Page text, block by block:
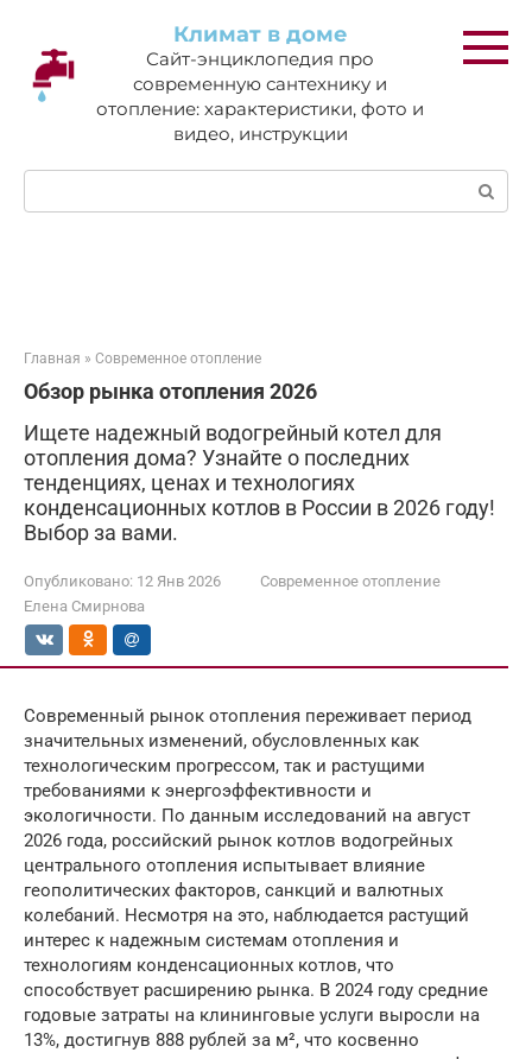
контенту
Климат в доме
Сайт-энциклопедия про
современную сантехнику и
отопление: характеристики, фото и
видео, инструкции
Поиск:
Главная » Современное отопление
Обзор рынка отопления 2026
Ищете надежный водогрейный котел для
отопления дома? Узнайте о последних
тенденциях, ценах и технологиях
конденсационных котлов в России в 2026 году!
Выбор за вами.
Опубликовано: 12 Янв 2026
Современное отопление
Елена Смирнова
Современный рынок отопления переживает период
значительных изменений, обусловленных как
технологическим прогрессом, так и растущими
требованиями к энергоэффективности и
экологичности. По данным исследований на август
2026 года, российский рынок котлов водогрейных
центрального отопления испытывает влияние
геополитических факторов, санкций и валютных
колебаний. Несмотря на это, наблюдается растущий
интерес к надежным системам отопления и
технологиям конденсационных котлов, что
способствует расширению рынка. В 2024 году средние
годовые затраты на клининговые услуги выросли на
13%, достигнув 888 рублей за м², что косвенно